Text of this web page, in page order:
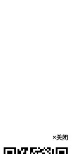
×关闭